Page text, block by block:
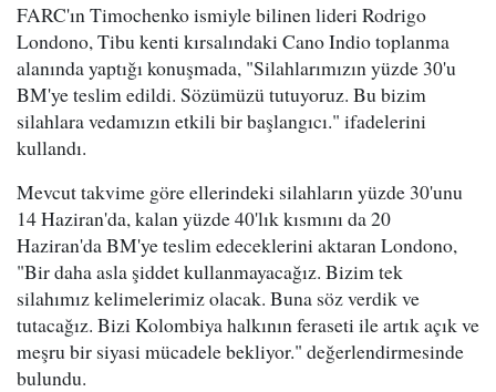
FARC'ın Timochenko ismiyle bilinen lideri Rodrigo
Londono, Tibu kenti kırsalındaki Cano Indio toplanma
alanında yaptığı konuşmada, "Silahlarımızın yüzde 30'u
BM'ye teslim edildi. Sözümüzü tutuyoruz. Bu bizim
silahlara vedamızın etkili bir başlangıcı." ifadelerini
kullandı.
Mevcut takvime göre ellerindeki silahların yüzde 30'unu
14 Haziran'da, kalan yüzde 40'lık kısmını da 20
Haziran'da BM'ye teslim edeceklerini aktaran Londono,
"Bir daha asla şiddet kullanmayacağız. Bizim tek
silahımız kelimelerimiz olacak. Buna söz verdik ve
tutacağız. Bizi Kolombiya halkının feraseti ile artık açık ve
meşru bir siyasi mücadele bekliyor." değerlendirmesinde
bulundu.